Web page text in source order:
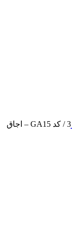
3
/
کد GA15 – اجاق